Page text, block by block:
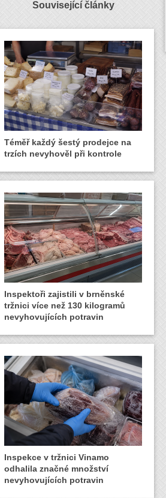
Související články
Téměř každý šestý prodejce na
trzích nevyhověl při kontrole
Inspektoři zajistili v brněnské
tržnici více než 130 kilogramů
nevyhovujících potravin
Inspekce v tržnici Vinamo
odhalila značné množství
nevyhovujících potravin